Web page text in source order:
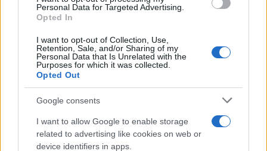
Personal Data for Targeted Advertising.
Opted In
I want to opt-out of Collection, Use,
Retention, Sale, and/or Sharing of my
Personal Data that Is Unrelated with the
Purposes for which it was collected.
Opted Out
Google consents
I want to allow Google to enable storage
related to advertising like cookies on web or
device identifiers in apps.
κλαρίνα αποχαιρέτησαν την εμβληματική
φωνή της μεταπολίτευσης
Ο Κώστας Σαμαράς δημοσίευσε μία παιδική
φωτογραφία για την επέτειο θανάτου της
αδελφής του, Λένας
Ποιος είναι ο ελληνοκύπριος Sir Ντέμης
Χασάμπης: Από το σκάκι, στο Νόμπελ
Χημείας και στο «τιμόνι» της AI της Google
Το πολωμένο μελτέμι που τροφοδότησε τις
φωτιές σε Αττική και Βοιωτία: «Από τα
ισχυρότερα επεισόδια των τελευταίων 50
χρόνων»